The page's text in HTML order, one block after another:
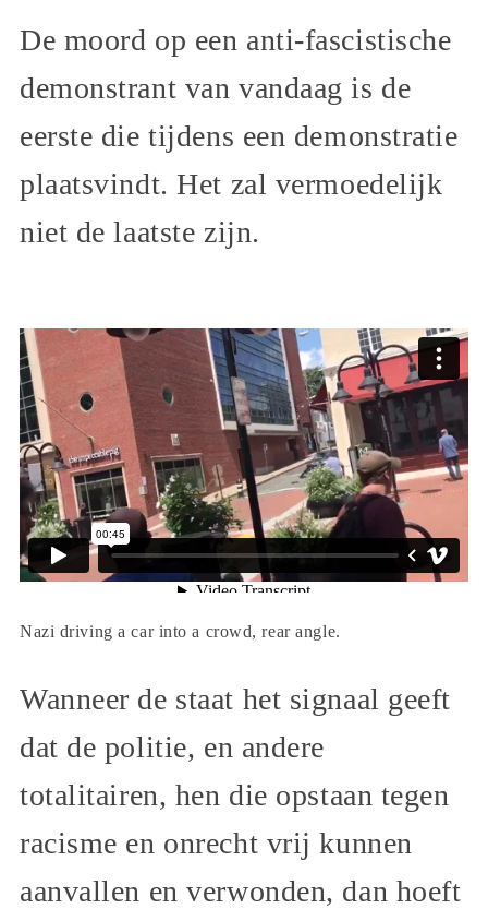
De moord op een anti-fascistische
demonstrant van vandaag is de
eerste die tijdens een demonstratie
plaatsvindt. Het zal vermoedelijk
niet de laatste zijn.
Nazi driving a car into a crowd, rear angle.
Wanneer de staat het signaal geeft
dat de politie, en andere
totalitairen, hen die opstaan tegen
racisme en onrecht vrij kunnen
aanvallen en verwonden, dan hoeft